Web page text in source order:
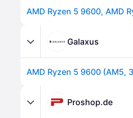
Galaxus
AMD Ryzen 5 9600 (AM5,
Proshop.de